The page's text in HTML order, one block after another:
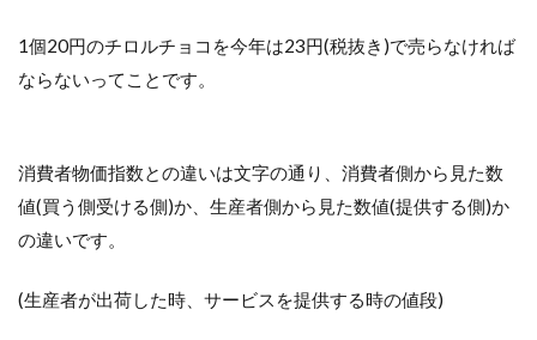
1個20円のチロルチョコを今年は23円(税抜き)で売らなければ
ならないってことです。
消費者物価指数との違いは文字の通り、消費者側から見た数
値(買う側受ける側)か、生産者側から見た数値(提供する側)か
の違いです。
(生産者が出荷した時、サービスを提供する時の値段)